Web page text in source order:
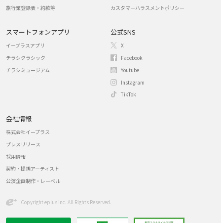
旅行業登録表・約款等
カスタマーハラスメントポリシー
スマートフォンアプリ
イープラスアプリ
チラシクラシック
チラシミュージアム
公式SNS
X
Facebook
Youtube
Instagram
TikTok
会社情報
株式会社イープラス
プレスリリース
採用情報
契約・提携アーティスト
公演企画制作・レーベル
Copyright eplus inc. All Rights Reserved.